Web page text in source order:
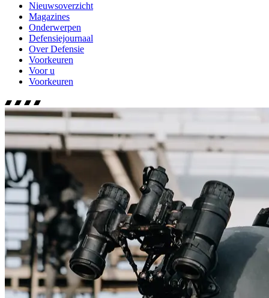
Nieuwsoverzicht
Magazines
Onderwerpen
Defensiejournaal
Over Defensie
Voorkeuren
Voor u
Voorkeuren